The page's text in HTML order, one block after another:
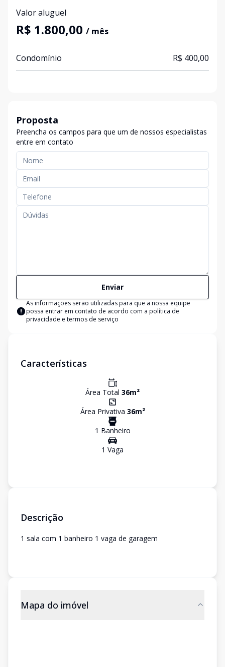
Valor aluguel
R$ 1.800,00 / mês
Condomínio R$ 400,00
Proposta
Preencha os campos para que um de nossos especialistas
entre em contato
Enviar
As informações serão utilizadas para que a nossa equipe
possa entrar em contato de acordo com a política de
privacidade e termos de serviço
Características
Área Total 36m²
Área Privativa 36m²
1 Banheiro
1 Vaga
Descrição
1 sala com 1 banheiro 1 vaga de garagem
Mapa do imóvel